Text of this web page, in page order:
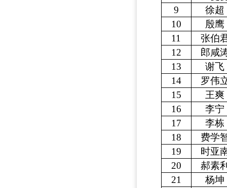
9
徐超
10
殷鹰
11
张伯
12
郎咸
13
谢飞
14
罗伟
15
王爽
16
李宁
17
李栋
18
费学
19
时亚
20
郝素
21
杨坤